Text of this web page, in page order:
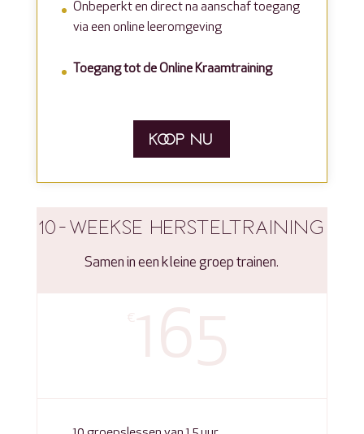
Onbeperkt en direct na aanschaf toegang
via een online leeromgeving
Toegang tot de Online Kraamtraining
KOOP NU
10-WEEKSE HERSTELTRAINING
Samen in een kleine groep trainen.